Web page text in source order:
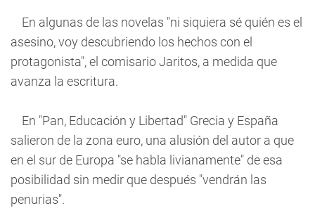
En algunas de las novelas "ni siquiera sé quién es el
asesino, voy descubriendo los hechos con el
protagonista", el comisario Jaritos, a medida que
avanza la escritura.
En "Pan, Educación y Libertad" Grecia y España
salieron de la zona euro, una alusión del autor a que
en el sur de Europa "se habla livianamente" de esa
posibilidad sin medir que después "vendrán las
penurias".